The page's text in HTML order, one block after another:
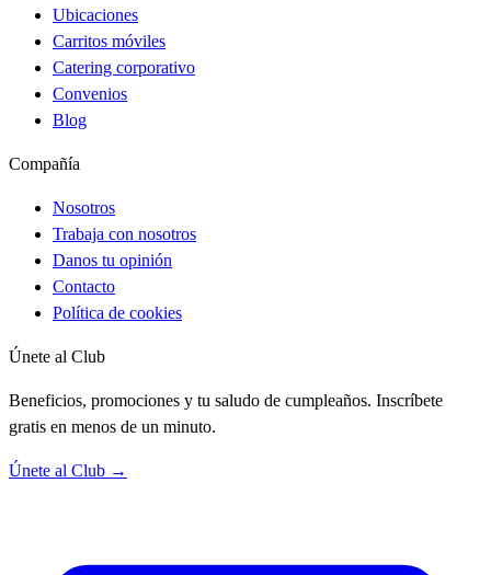
Ubicaciones
Carritos móviles
Catering corporativo
Convenios
Blog
Compañía
Nosotros
Trabaja con nosotros
Danos tu opinión
Contacto
Política de cookies
Únete al Club
Beneficios, promociones y tu saludo de cumpleaños. Inscríbete
gratis en menos de un minuto.
Únete al Club →